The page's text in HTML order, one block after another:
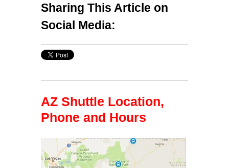
Sharing This Article on
Social Media:
AZ Shuttle Location,
Phone and Hours